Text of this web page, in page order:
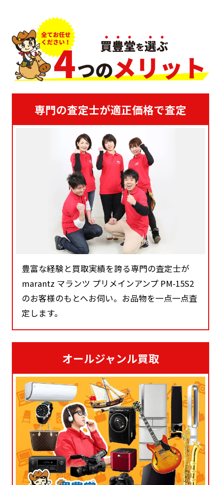
専門の査定士が適正価格で査定
豊富な経験と買取実績を誇る専門の査定士が
marantz マランツ プリメインアンプ PM-15S2
のお客様のもとへお伺い。お品物を一点一点査
定します。
オールジャンル買取